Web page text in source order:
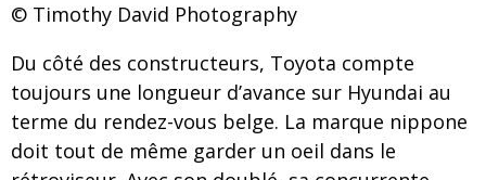
© Timothy David Photography
Du côté des constructeurs, Toyota compte
toujours une longueur d’avance sur Hyundai au
terme du rendez-vous belge. La marque nippone
doit tout de même garder un oeil dans le